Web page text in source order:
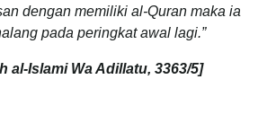
dengan memiliki al-Quran maka ia
pada peringkat awal lagi.”
al-Islami Wa Adillatu, 3363/5]